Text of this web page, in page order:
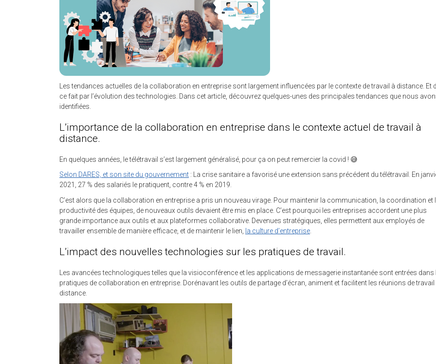
Les tendances actuelles de la collaboration en entreprise sont largement influencées par le contexte de travail à distance. Et
ce fait par l’évolution des technologies. Dans cet article, découvrez quelques-unes des principales tendances que nous
identifiées.
L’importance de la collaboration en entreprise dans le contexte actuel de travail à
distance.
En quelques années, le télétravail s’est largement généralisé, pour ça on peut remercier la covid ! 😅
Selon DARES, et son site du gouvernement : La crise sanitaire a favorisé une extension sans précédent du télétravail. En
2021, 27 % des salariés le pratiquent, contre 4 % en 2019.
C’est alors que la collaboration en entreprise a pris un nouveau virage. Pour maintenir la communication, la coordination et
productivité des équipes, de nouveaux outils devaient être mis en place. C’est pourquoi les entreprises accordent une plus
grande importance aux outils et aux plateformes collaborative. Devenues stratégiques, elles permettent aux employés de
travailler ensemble de manière efficace, et de maintenir le lien, la culture d’entreprise
L’impact des nouvelles technologies sur les pratiques de travail.
Les avancées technologiques telles que la visioconférence et les applications de messagerie instantanée sont entrées dans
pratiques de collaboration en entreprise. Dorénavant les outils de partage d’écran, animent et facilitent les réunions de travail
distance.